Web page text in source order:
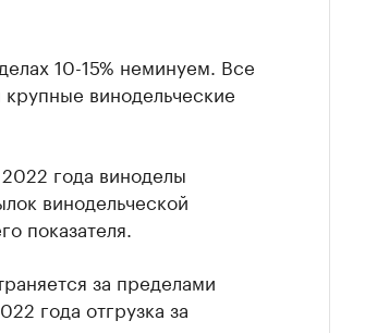
10-15% неминуем. Все
крупные винодельческие
года виноделы
винодельческой
показателя.
за пределами
года отгрузка за